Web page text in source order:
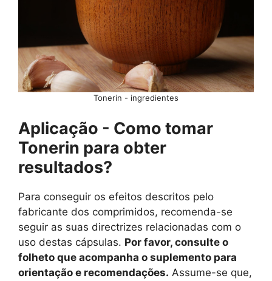
Tonerin - ingredientes
Aplicação - Como tomar
Tonerin para obter
resultados?
Para conseguir os efeitos descritos pelo
fabricante dos comprimidos, recomenda-se
seguir as suas directrizes relacionadas com o
uso destas cápsulas. Por favor, consulte o
folheto que acompanha o suplemento para
orientação e recomendações. Assume-se que,